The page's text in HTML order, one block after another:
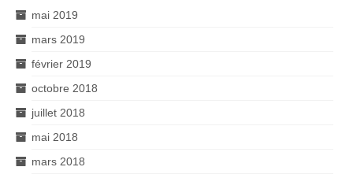
mai 2019
mars 2019
février 2019
octobre 2018
juillet 2018
mai 2018
mars 2018